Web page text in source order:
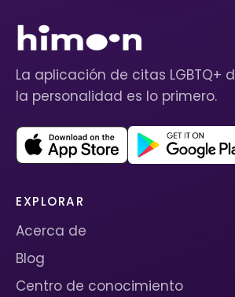
La aplicación de citas LGBTQ+
la personalidad es lo primero.
EXPLORAR
Acerca de
Blog
Centro de conocimiento